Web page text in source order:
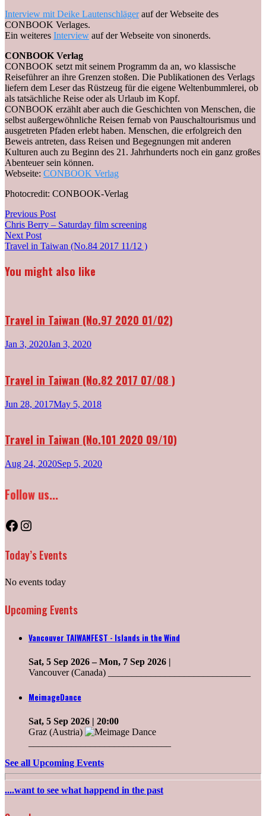
Interview mit Deike Lautenschlägerauf der Webseite des
CONBOOK Verlages.
Ein weiteres Interview auf der Webseite von sinonerds.
CONBOOK Verlag
CONBOOK setzt mit seinem Programm da an, wo klassische
Reiseführer an ihre Grenzen stoßen. Die Publikationen des Verlags
liefern dem Leser das Rüstzeug für die eigene Weltenbummlerei, ob
als tatsächliche Reise oder als Urlaub im Kopf.
CONBOOK erzählt aber auch die Geschichten von Menschen, die
selbst außergewöhnliche Reisen fernab von Pauschaltourismus und
ausgetreten Pfaden erlebt haben. Menschen, die erfolgreich den
Beweis antreten, dass Reisen und Begegnungen mit anderen
Kulturen auch zu Beginn des 21. Jahrhunderts noch ein ganz großes
Abenteuer sein können.
Webseite: CONBOOK Verlag
Photocredit: CONBOOK-Verlag
Post
navigation
Previous PostPrevious
post:
Chris Berry – Saturday film screening
Next PostNext
post:
Travel in Taiwan (No.84 2017 11/12 )
You might also like
Travel in Taiwan (No.97 2020 01/02)
Jan 3, 2020Jan 3, 2020
Travel in Taiwan (No.82 2017 07/08 )
Jun 28, 2017May 5, 2018
Travel in Taiwan (No.101 2020 09/10)
Aug 24, 2020Sep 5, 2020
Follow us...
Facebook
Instagram
Today’s Events
No events today
Upcoming Events
Vancouver TAIWANFEST - Islands in the Wind
Sat, 5 Sep 2026– Mon, 7 Sep 2026 |
Vancouver (Canada) ______________________________
MeimageDance
Sat, 5 Sep 2026
| 20:00
Graz (Austria)
See all Upcoming Events
....want to see what happend in the past